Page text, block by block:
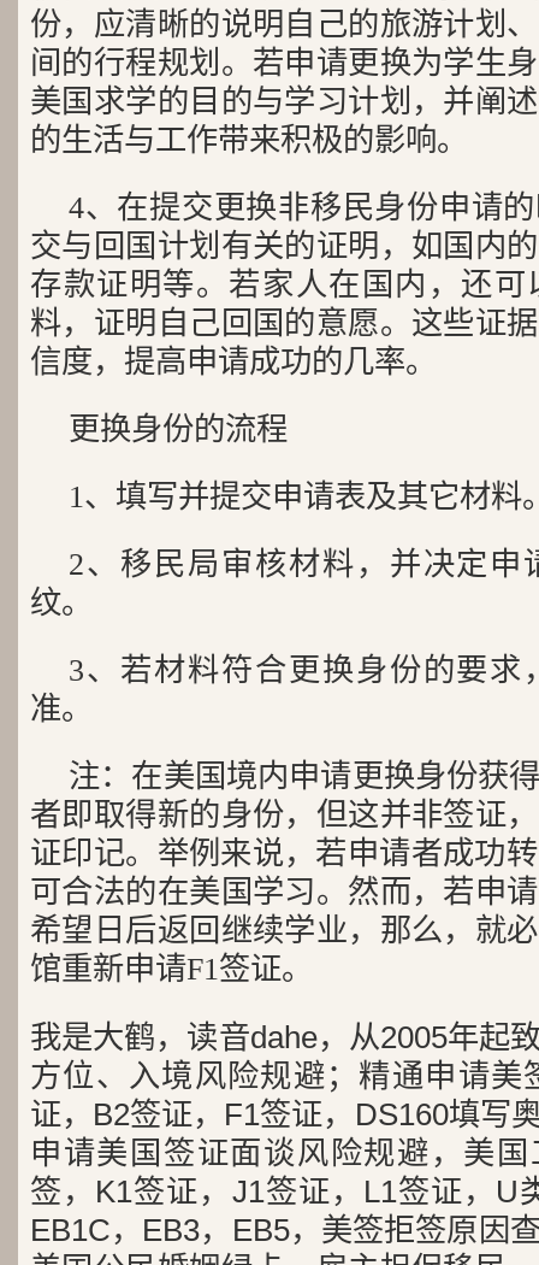
份，应清晰的说明自己的旅游计划
间的行程规划。若申请更换为学生
美国求学的目的与学习计划，并阐
的生活与工作带来积极的影响。
4、在提交更换非移民身份申请
交与回国计划有关的证明，如国内
存款证明等。若家人在国内，还
料，证明自己回国的意愿。这些证
信度，提高申请成功的几率。
更换身份的流程
1、填写并提交申请表及其它材料
2、移民局审核材料，并决定申
纹。
3、若材料符合更换身份的要求
准。
注：在美国境内申请更换身份获
者即取得新的身份，但这并非签证
证印记。举例来说，若申请者成功
可合法的在美国学习。然而，若申
希望日后返回继续学业，那么，就
馆重新申请F1签证。
我是大鹤，读音dahe，从2005年起
方位、入境风险规避；精通申请美
证，B2签证，F1签证，DS160填写
申请美国签证面谈风险规避，美
签，K1签证，J1签证，L1签证，U
EB1C，EB3，EB5，美签拒签原因